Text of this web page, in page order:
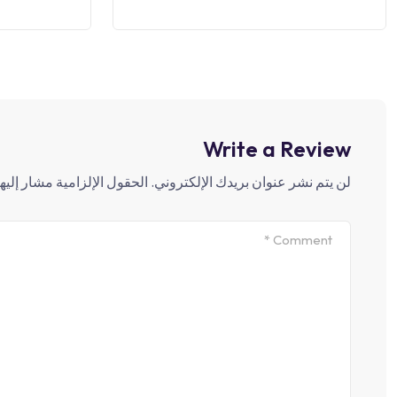
Write a Review
لن يتم نشر عنوان بريدك الإلكتروني. الحقول الإلزامية مشار